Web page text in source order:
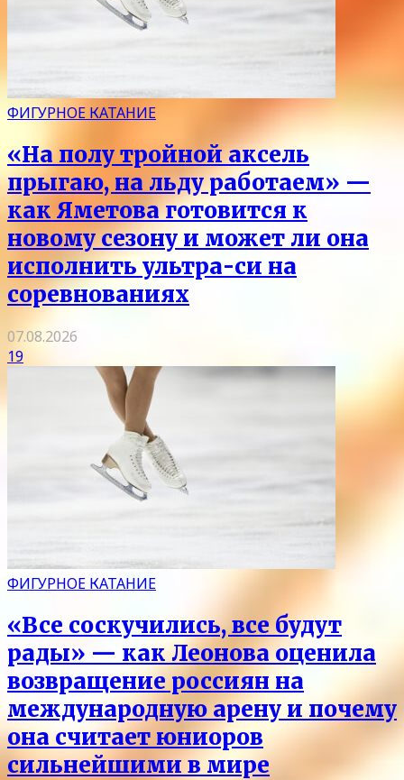
ФИГУРНОЕ КАТАНИЕ
«На полу тройной аксель
прыгаю, на льду работаем» —
как Яметова готовится к
новому сезону и может ли она
исполнить ультра-си на
соревнованиях
07.08.2026
19
ФИГУРНОЕ КАТАНИЕ
«Все соскучились, все будут
рады» — как Леонова оценила
возвращение россиян на
международную арену и почему
она считает юниоров
сильнейшими в мире